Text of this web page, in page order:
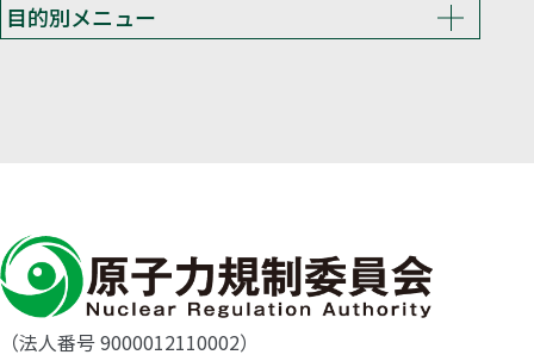
目的別メニュー
（法人番号 9000012110002）